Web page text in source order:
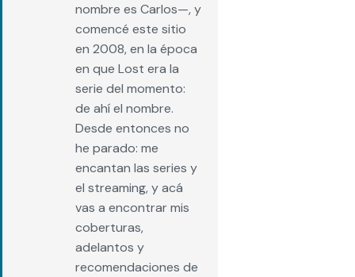
nombre es Carlos—, y
comencé este sitio
en 2008, en la época
en que Lost era la
serie del momento:
de ahí el nombre.
Desde entonces no
he parado: me
encantan las series y
el streaming, y acá
vas a encontrar mis
coberturas,
adelantos y
recomendaciones de